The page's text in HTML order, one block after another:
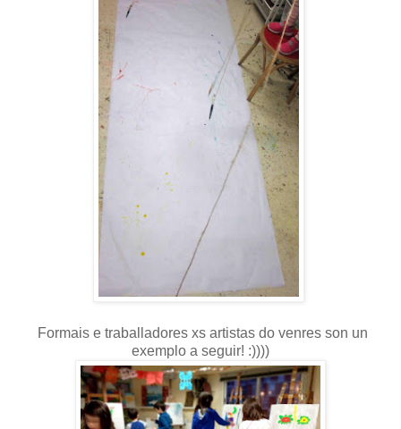
Formais e traballadores xs artistas do venres son un
exemplo a seguir! :))))